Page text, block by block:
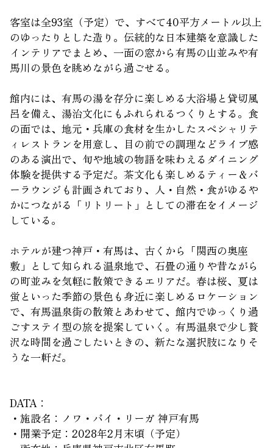
客室は全93室（予定）で、すべて40平方メートル以上
のゆったりとした造り。伝統的な日本建築を意識した
インテリアでまとめ、一面の窓から有馬の山並みや有
馬川の景色を眺めながら過ごせる。
館内には、有馬の湯を存分に楽しめる大浴場と貸切風
呂を備え、湯治文化にもふれられるつくりとする。食
の面では、地元・兵庫の食材を生かしたスペシャリテ
ィレストランを用意し、目の前での調理などライブ感
のある演出で、旬や地域の物語を味わえるダイニング
体験を提供する予定だ。茶文化も楽しめるティー＆バ
ーラウンジも計画されており、人・自然・食がゆるや
かにつながる「リトリート」としての滞在をイメージ
している。
ホテルが建つ神戸・有馬は、古くから「関西の奥座
敷」として知られる温泉地で、石畳の通りや昔ながら
の町並みを気軽に散策できるエリアだ。春は桜、夏は
蛍といった季節の景色も身近に楽しめるロケーション
で、有馬温泉街の散策とあわせて、館内でゆっくり過
ごすステイ型の旅を提案していく。有馬温泉で少し贅
沢な時間を過ごしたいときの、新たな選択肢になりそ
うな一軒だ。
DATA：
・施設名：ノワ・バイ・リーガ 神戸有馬
・開業予定：2028年2月末頃（予定）